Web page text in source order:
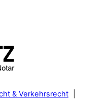
& Verkehrsrecht